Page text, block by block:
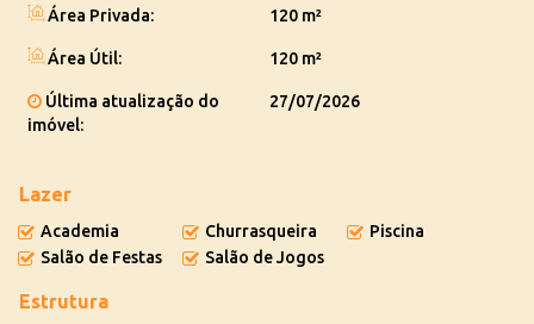
Área Privada: 120 m²
Área Útil: 120 m²
Última atualização do
imóvel:
27/07/2026
Lazer
Academia Churrasqueira
Piscina
Salão de Festas
Salão de Jogos
Estrutura